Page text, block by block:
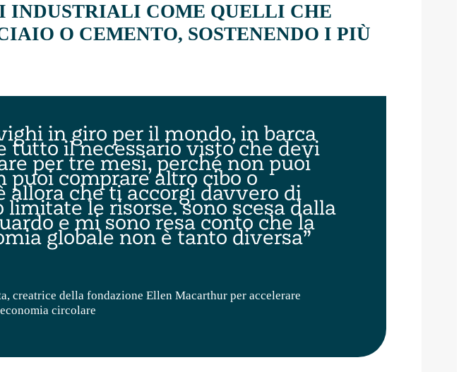
INDUSTRIALI COME QUELLI CHE
O CEMENTO, SOSTENENDO I PIÙ
in giro per il mondo, in barca
tutto il necessario visto che devi
per tre mesi, perché non puoi
puoi comprare altro cibo o
allora che ti accorgi davvero di
limitate le risorse. sono scesa dalla
e mi sono resa conto che la
globale non è tanto diversa”
creatrice della fondazione Ellen Macarthur per accelerare
circolare